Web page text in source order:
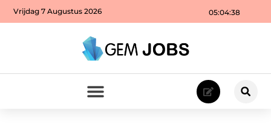
05:04:40
Vrijdag 7 Augustus 2026